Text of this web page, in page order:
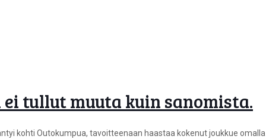
tullut muuta kuin sanomista.
kohti Outokumpua, tavoitteenaan haastaa kokenut joukkue